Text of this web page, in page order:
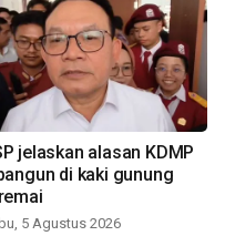
jelaskan alasan KDMP
di kaki gunung
5 Agustus 2026